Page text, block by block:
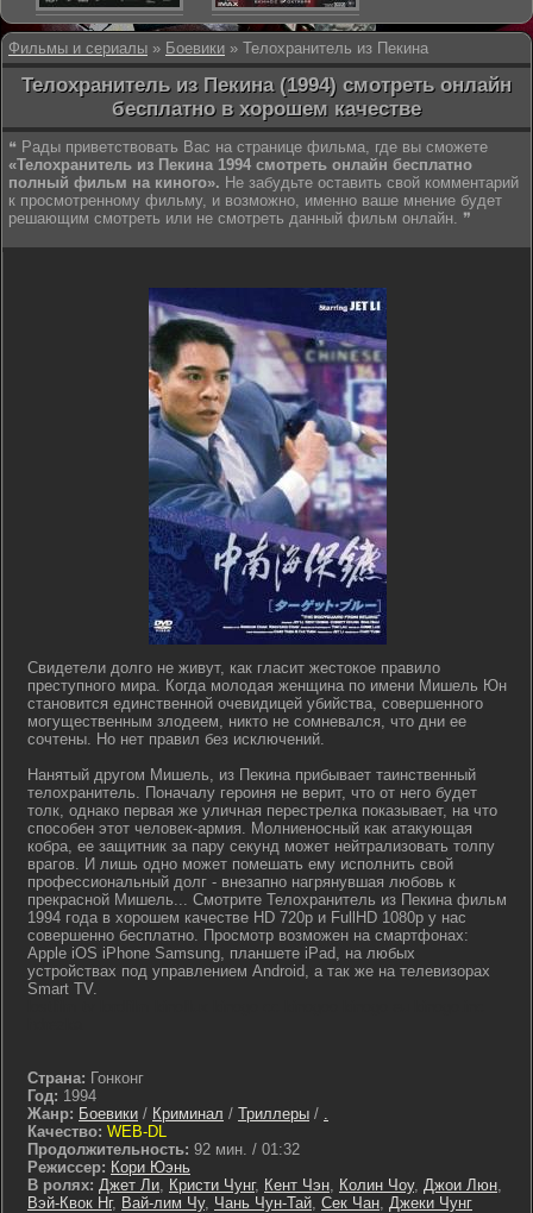
Фильмы и сериалы » Боевики » Телохранитель из Пекина
Телохранитель из Пекина (1994) смотреть онлайн
бесплатно в хорошем качестве
❝ Рады приветствовать Вас на странице фильма, где вы сможете
«Телохранитель из Пекина 1994 смотреть онлайн бесплатно
полный фильм на киного». Не забудьте оставить свой комментарий
к просмотренному фильму, и возможно, именно ваше мнение будет
решающим смотреть или не смотреть данный фильм онлайн. ❞
Свидетели долго не живут, как гласит жестокое правило
преступного мира. Когда молодая женщина по имени Мишель Юн
становится единственной очевидицей убийства, совершенного
могущественным злодеем, никто не сомневался, что дни ее
сочтены. Но нет правил без исключений.
Нанятый другом Мишель, из Пекина прибывает таинственный
телохранитель. Поначалу героиня не верит, чтo от него будет
толк, однако первая же уличная перестрелка показывает, на что
способен этот человек-армия. Молниеносный как атакующая
кобра, ее защитник за пару секунд может нейтрализовать толпу
врагов. И лишь одно может помешать ему исполнить свой
профессиональный долг - внезапно нагрянувшая любовь к
прекрасной Мишель... Смотрите Телохранитель из Пекина фильм
1994 года в хорошем качестве HD 720p и FullHD 1080p у нас
совершенно бесплатно. Просмотр возможен на смартфонах:
Apple iOS iPhone Samsung, планшете iPad, на любых
устройствах под управлением Android, а так же на телевизорах
Smart TV.
Страна: Гонконг
Год: 1994
Жанр: Боевики / Криминал / Триллеры / .
Качество: WEB-DL
Продолжительность: 92 мин. / 01:32
Режиссер: Кори Юэнь
В ролях: Джет Ли, Кристи Чунг, Кент Чэн, Колин Чоу, Джои Люн,
Вэй-Квок Нг, Вай-лим Чу, Чань Чун-Тай, Сек Чан, Джеки Чунг